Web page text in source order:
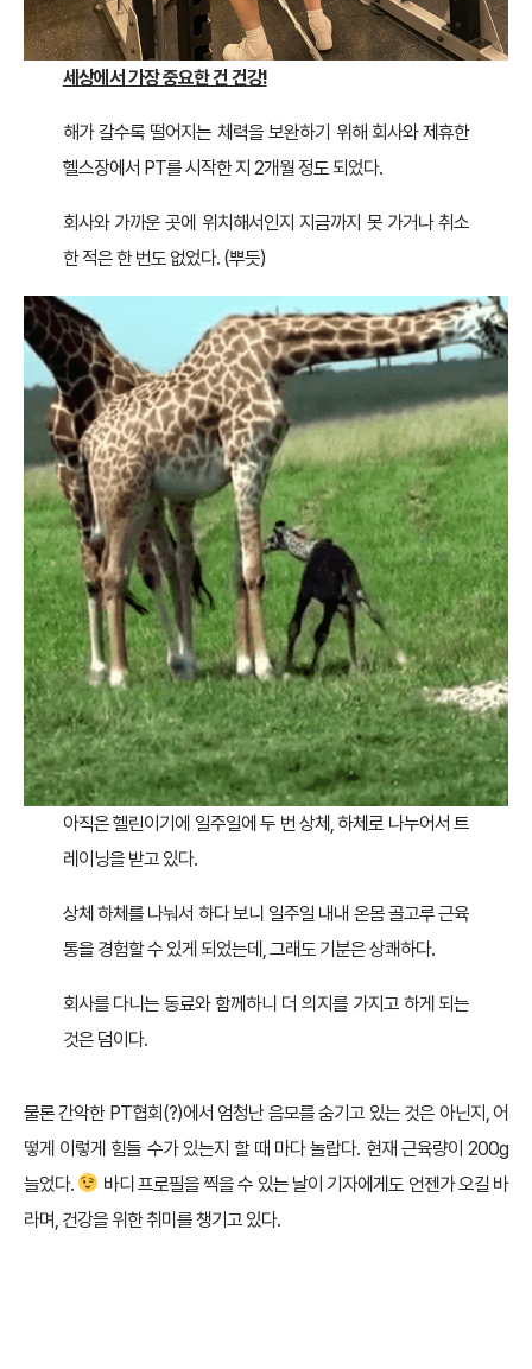
세상에서 가장 중요한 건 건강!
해가 갈수록 떨어지는 체력을 보완하기 위해 회사와 제휴한
헬스장에서 PT를 시작한 지 2개월 정도 되었다.
회사와 가까운 곳에 위치해서인지 지금까지 못 가거나 취소
한 적은 한 번도 없었다. (뿌듯)
아직은 헬린이기에 일주일에 두 번 상체, 하체로 나누어서 트
레이닝을 받고 있다.
상체 하체를 나눠서 하다 보니 일주일 내내 온몸 골고루 근육
통을 경험할 수 있게 되었는데, 그래도 기분은 상쾌하다.
회사를 다니는 동료와 함께하니 더 의지를 가지고 하게 되는
것은 덤이다.
물론 간악한 PT협회(?)에서 엄청난 음모를 숨기고 있는 것은 아닌지, 어
떻게 이렇게 힘들 수가 있는지 할 때 마다 놀랍다. 현재 근육량이 200g
늘었다.
바디 프로필을 찍을 수 있는 날이 기자에게도 언젠가 오길 바
라며, 건강을 위한 취미를 챙기고 있다.